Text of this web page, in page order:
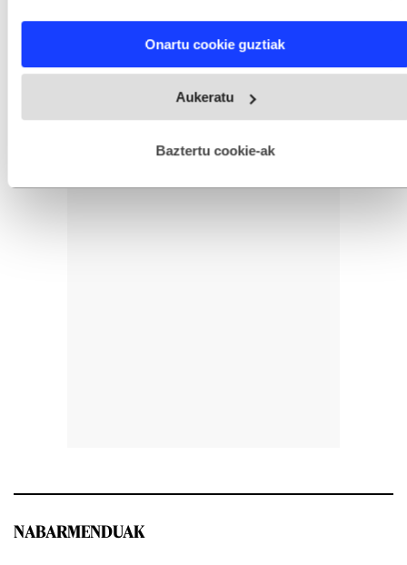
and set your preferences in thedetails section
fitxategiak erabiltzen ditu. Zure esperientzia eta zerbitzuak
esplizitua ematen diguzu.Gehiago irakurri
Onartu cookie guztiak
Aukeratu
Baztertu cookie-ak
NABARMENDUAK